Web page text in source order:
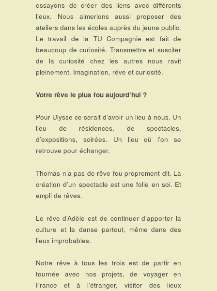
essayons de créer des liens avec différents
lieux. Nous aimerions aussi proposer des
ateliers dans les écoles auprès du jeune public.
Le travail de la TU Compagnie est fait de
beaucoup de curiosité. Transmettre et susciter
de la curiosité chez les autres nous ravit
pleinement. Imagination, rêve et curiosité.
Votre rêve le plus fou aujourd’hui ?
Pour Ulysse ce serait d’avoir un lieu à nous. Un
lieu de résidences, de spectacles,
d’expositions, soirées. Un lieu où l’on se
retrouve pour échanger.
Thomas n’a pas de rêve fou proprement dit. La
création d’un spectacle est une folie en soi. Et
empli de rêves.
Le rêve d’Adèle est de continuer d’apporter la
culture et la danse partout, même dans des
lieux improbables.
Notre rêve à tous les trois est de partir en
tournée avec nos projets, de voyager en
France et à l’étranger, visiter des lieux